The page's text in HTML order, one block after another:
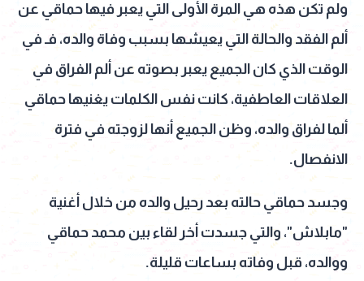
ولم تكن هذه هي المرة الأولى التي يعبر فيها حماقي عن
ألم الفقد والحالة التي يعيشها بسبب وفاة والده، فـ في
الوقت الذي كان الجميع يعبر بصوته عن ألم الفراق في
العلاقات العاطفية، كانت نفس الكلمات يغنيها حماقي
ألما لفراق والده، وظن الجميع أنها لزوجته في فترة
الانفصال.
وجسد حماقي حالته بعد رحيل والده من خلال أغنية
"مابلاش"، والتي جسدت أخر لقاء بين محمد حماقي
ووالده، قبل وفاته بساعات قليلة.